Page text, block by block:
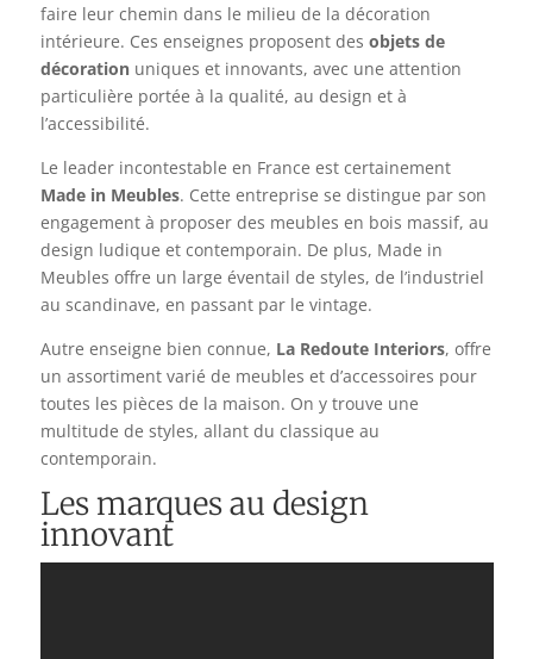
faire leur chemin dans le milieu de la décoration
intérieure. Ces enseignes proposent des objets de
décorationuniques et innovants, avec une attention
particulière portée à la qualité, au design et à
l’accessibilité.
Le leader incontestable en France est certainement
Made in Meubles. Cette entreprise se distingue par son
engagement à proposer des meubles en bois massif, au
design ludique et contemporain. De plus, Made in
Meubles offre un large éventail de styles, de l’industriel
au scandinave, en passant par le vintage.
Autre enseigne bien connue, La Redoute Interiors, offre
un assortiment varié de meubles et d’accessoires pour
toutes les pièces de la maison. On y trouve une
multitude de styles, allant du classique au
contemporain.
Les marques au design
innovant